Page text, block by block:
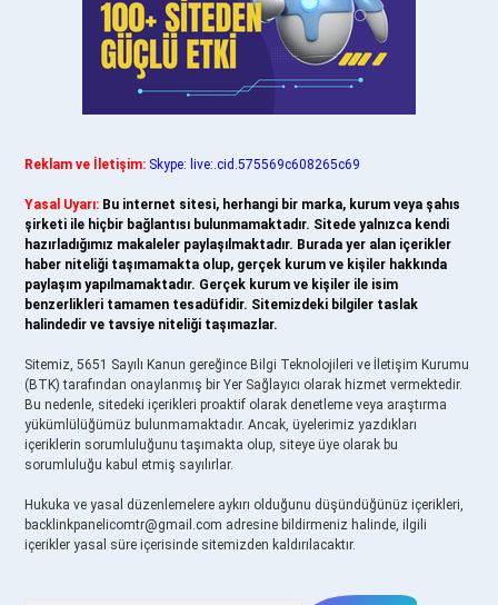
Reklam ve İletişim: Skype: live:.cid.575569c608265c69
Yasal Uyarı: Bu internet sitesi, herhangi bir marka, kurum veya şahıs
şirketi ile hiçbir bağlantısı bulunmamaktadır. Sitede yalnızca kendi
hazırladığımız makaleler paylaşılmaktadır. Burada yer alan içerikler
haber niteliği taşımamakta olup, gerçek kurum ve kişiler hakkında
paylaşım yapılmamaktadır. Gerçek kurum ve kişiler ile isim
benzerlikleri tamamen tesadüfidir. Sitemizdeki bilgiler taslak
halindedir ve tavsiye niteliği taşımazlar.
Sitemiz, 5651 Sayılı Kanun gereğince Bilgi Teknolojileri ve İletişim Kurumu
(BTK) tarafından onaylanmış bir Yer Sağlayıcı olarak hizmet vermektedir.
Bu nedenle, sitedeki içerikleri proaktif olarak denetleme veya araştırma
yükümlülüğümüz bulunmamaktadır. Ancak, üyelerimiz yazdıkları
içeriklerin sorumluluğunu taşımakta olup, siteye üye olarak bu
sorumluluğu kabul etmiş sayılırlar.
Hukuka ve yasal düzenlemelere aykırı olduğunu düşündüğünüz içerikleri,
backlinkpanelicomtr@gmail.com adresine bildirmeniz halinde, ilgili
içerikler yasal süre içerisinde sitemizden kaldırılacaktır.